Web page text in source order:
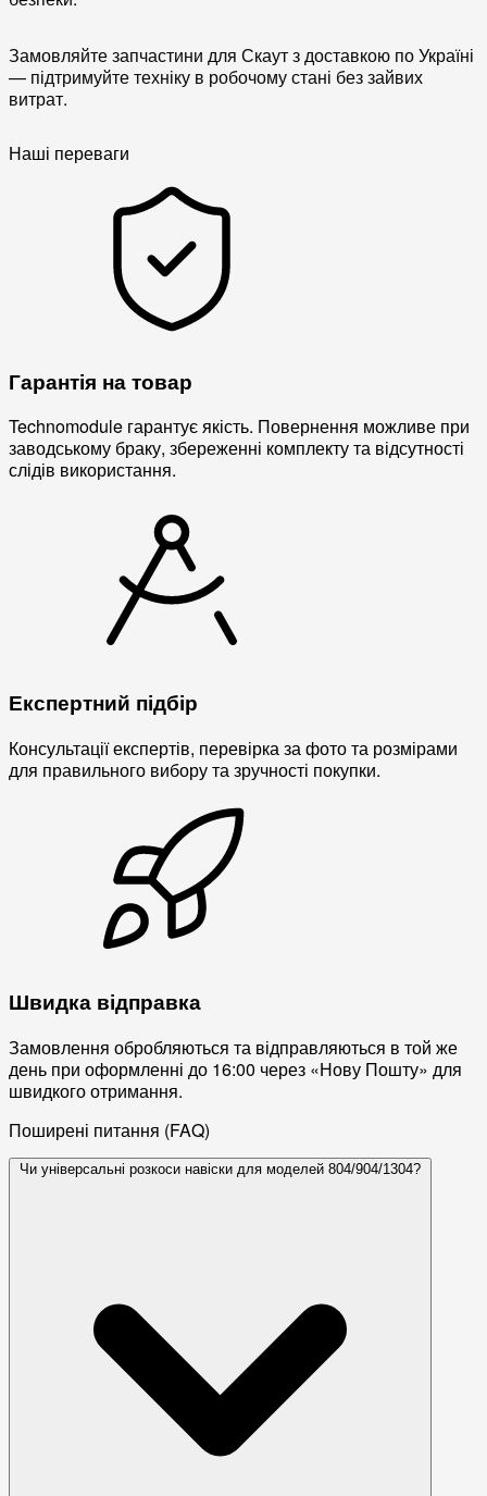
Замовляйте запчастини для Скаут з доставкою по Україні
— підтримуйте техніку в робочому стані без зайвих
витрат.
Наші переваги
Гарантія на товар
Technomodule гарантує якість. Повернення можливе при
заводському браку, збереженні комплекту та відсутності
слідів використання.
Експертний підбір
Консультації експертів, перевірка за фото та розмірами
для правильного вибору та зручності покупки.
Швидка відправка
Замовлення обробляються та відправляються в той же
день при оформленні до 16:00 через «Нову Пошту» для
швидкого отримання.
Поширені питання (FAQ)
Чи універсальні розкоси навіски для моделей 804/904/1304?